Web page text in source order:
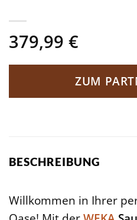
379,99 €
ZUM
BESCHREIBUNG
Willkommen in Ihrer